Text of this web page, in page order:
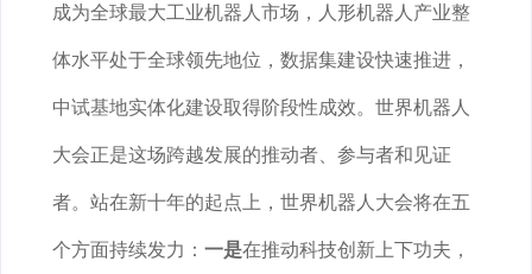
成为全球最大工业机器人市场，人形机器人产业整
体水平处于全球领先地位，数据集建设快速推进，
中试基地实体化建设取得阶段性成效。世界机器人
大会正是这场跨越发展的推动者、参与者和见证
者。站在新十年的起点上，世界机器人大会将在五
个方面持续发力： 一是在推动科技创新上下功夫，